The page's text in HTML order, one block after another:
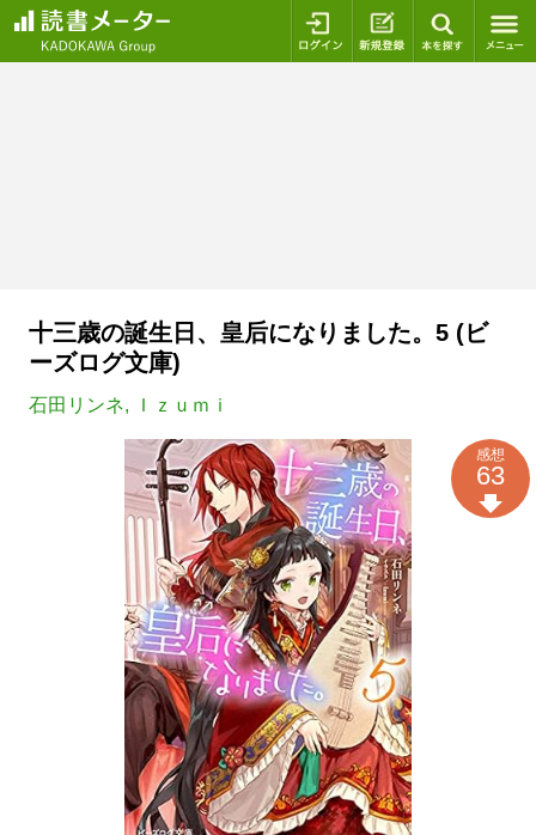
ログイン 新規登録
十三歳の誕生日、皇后になりました。5 (ビ
ーズログ文庫)
石田リンネ, Ｉｚｕｍｉ
感想
63